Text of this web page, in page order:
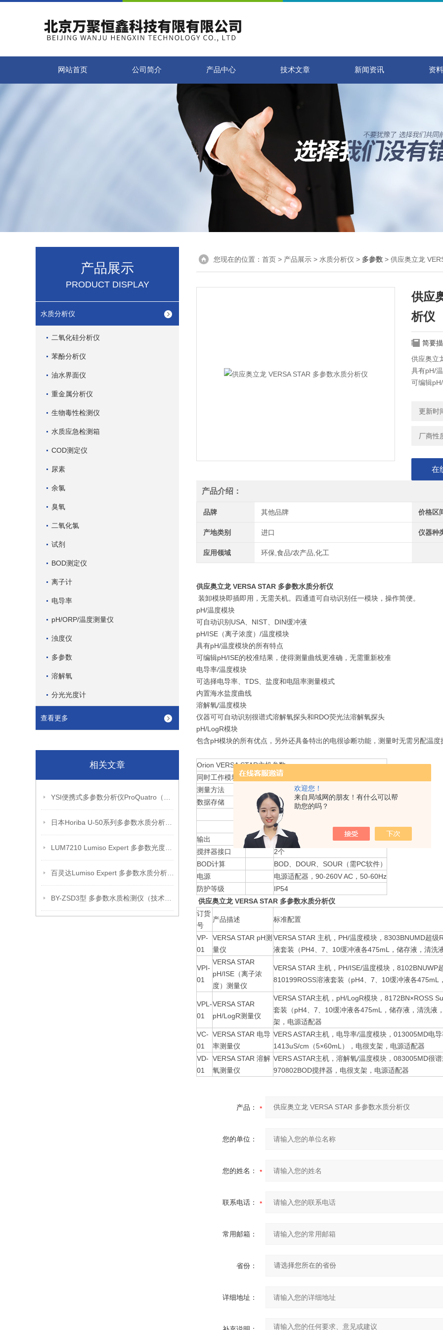
欢迎您！
来自局域网的朋友！有什么可以帮
助您的吗？
网站首页 公司简介 产品中心 技术文章 新闻资讯 资
产品展示
PRODUCT DISPLAY
水质分析仪
二氧化硅分析仪
苯酚分析仪
油水界面仪
重金属分析仪
生物毒性检测仪
水质应急检测箱
COD测定仪
尿素
余氯
臭氧
二氧化氯
试剂
BOD测定仪
离子计
电导率
pH/ORP/温度测量仪
浊度仪
多参数
溶解氧
分光光度计
查看更多
相关文章
您现在的位置： 首页 > 产品展示 > 水质分析仪 > 多参数 > 供应奥立龙
供应
析仪
简要
供应奥立
具有pH/
可编辑
可选择
仪器可
包含pH
更新时
厂商性
在
产品介绍：
品牌 其他品牌 价格区
产地类别 进口 仪器种
应用领域 环保,食品/农产品,化工
供应奥立龙 VERSA STAR 多参数水质分析仪
装卸模块即插即用，无需关机。四通道可自动识别任一模块，操作简便。
pH/温度模块
可自动识别USA、NIST、DIN缓冲液
pH/ISE（离子浓度）/温度模块
具有pH/温度模块的所有特点
可编辑pH/ISE的校准结果，使得测量曲线更准确，无需重新校准
电导率/温度模块
可选择电导率、TDS、盐度和电阻率测量模式
内置海水盐度曲线
溶解氧/温度模块
仪器可可自动识别很谱式溶解氧探头和RDO荧光法溶解氧探头
pH/LogR模块
包含pH模块的所有优点，另外还具备特出的电很诊断功能，测量时无需另配温度
Orion VERSA STAR主机参数
同时工作模块数
很多4个
测量方法
很多10个
数据存储
数量
2000条，符合GLP标准
记录类型手动、自动、定时（间隔）
记录编辑单点删除、全部或部分选择性删除
输出
1个RS232接口、2个USB接口
搅拌器接口
2个
BOD计算
BOD、DOUR、SOUR（需PC软件）
电源
电源适配器，90-260V AC，50-60Hz
防护等级
IP54
供应奥立龙 VERSA STAR 多参数水质分析仪
订货
号
产品描述 标准配置
VP-
01
VERSA STAR pH测
量仪
VERSA STAR 主机，PH/温度模块，8303BNUMD超
液套装（PH4、7、10缓冲液各475mL，储存液，清洗
VPI-
01
VERSA STAR
pH/ISE（离子浓
度）测量仪
VERSA STAR 主机，PH/ISE/温度模块，
810199ROSS溶液套装（pH4、7、10缓冲液各
VPL-
01
VERSA STAR
pH/LogR测量仪
VERSA STAR主机，pH/LogR模块，8172BN×ROSS
套装（pH4、7、10缓冲液各475mL，储存液，清洗液
架，电源适配器
VC-
01
VERSA STAR 电导
率测量仪
VERS ASTAR主机，电导率/温度模块，013005MD电
1413uS/cm（5×60mL），电很支架，电源适配器
VD-
01
VERSA STAR 溶解
氧测量仪
VERS ASTAR主机，溶解氧/温度模块，083005MD很
970802BOD搅拌器，电很支架，电源适配器
产品：
您的单位：
您的姓名：
联系电话：
常用邮箱：
省份：
详细地址：